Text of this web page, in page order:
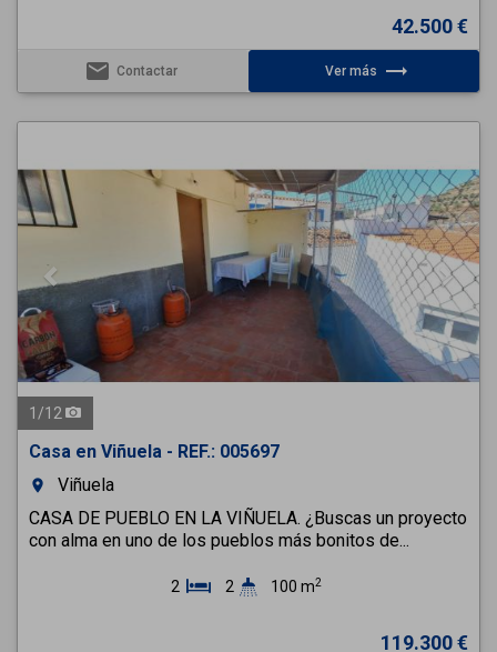
42.500 €
email Contactar Ver más trending_flat
Next
1 /12
Casa en Viñuela - REF.: 005697
room
Viñuela
CASA DE PUEBLO EN LA VIÑUELA. ¿Buscas un proyecto
con alma en uno de los pueblos más bonitos de...
2 2 100 m2
119.300 €